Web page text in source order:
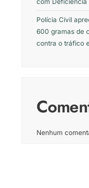
com Deficiência
Polícia Civil
600 gramas de
contra o tráfico
Nenhum